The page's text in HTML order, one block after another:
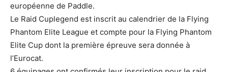
européenne de Paddle.
Le Raid Cuplegend est inscrit au calendrier de la Flying
Phantom Elite League et compte pour la Flying Phantom
Elite Cup dont la première épreuve sera donnée à
l’Eurocat.